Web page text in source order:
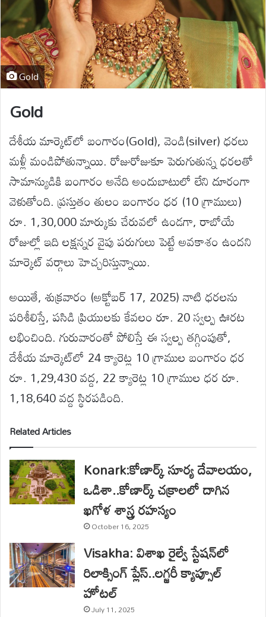
Gold
Gold
దేశీయ మార్కెట్‌లో బంగారం(Gold), వెండి(silver) ధరలు
మళ్లీ మండిపోతున్నాయి. రోజురోజుకూ పెరుగుతున్న ధరలతో
సామాన్యుడికి బంగారం అనేది అందుబాటులో లేని దూరంగా
వెళుతోంది. ప్రస్తుతం తులం బంగారం ధర (10 గ్రాములు)
రూ. 1,30,000 మార్కుకు చేరువలో ఉండగా, రాబోయే
రోజుల్లో ఇది లక్షన్నర వైపు పరుగులు పెట్టే అవకాశం ఉందని
మార్కెట్ వర్గాలు హెచ్చరిస్తున్నాయి.
అయితే, శుక్రవారం (అక్టోబర్ 17, 2025) నాటి ధరలను
పరిశీలిస్తే, పసిడి ప్రియులకు కేవలం రూ. 20 స్వల్ప ఊరట
లభించింది. గురువారంతో పోలిస్తే ఈ స్వల్ప తగ్గింపుతో,
దేశీయ మార్కెట్‌లో 24 క్యారెట్ల 10 గ్రాముల బంగారం ధర
రూ. 1,29,430 వద్ద, 22 క్యారెట్ల 10 గ్రాముల ధర రూ.
1,18,640 వద్ద స్థిరపడింది.
Related Articles
Konark:కోణార్క్ సూర్య దేవాలయం,
ఒడిశా..కోణార్క్ చక్రాలలో దాగిన
ఖగోళ శాస్త్ర రహస్యం
October 16, 2025
Visakha: విశాఖ రైల్వే స్టేషన్‌లో
రిలాక్సింగ్ ప్లేస్..లగ్జరీ క్యాప్సూల్
హోటల్
July 11, 2025